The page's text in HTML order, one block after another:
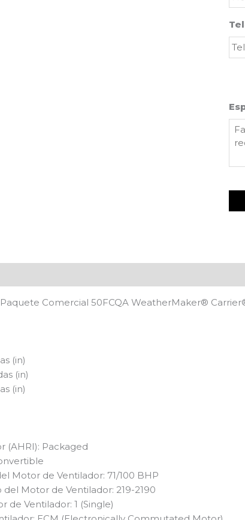
Comercial 50FCQA WeatherMaker®
(in)
(in)
(in)
(AHRI): Packaged
Motor de Ventilador: 71/100 BHP
Motor de Ventilador: 219-2190
de Ventilador: 1 (Single)